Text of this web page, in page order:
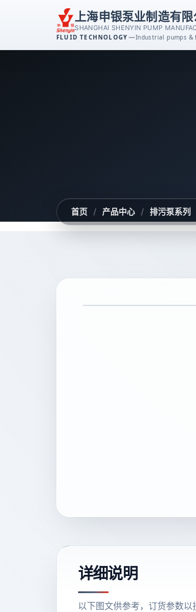
上海申银泵业制造有限
SHANGHAI SHENYIN PUMP
FLUID TECHNOLOGY —Industrial pumps &
首页 / 产品中心 / 排污泵系列
详细说明
以下图文供参考，订货参数以